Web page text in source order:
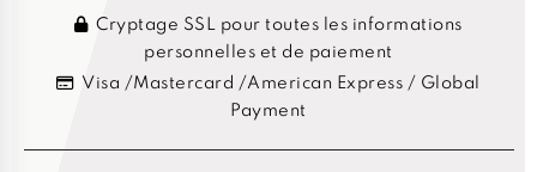
Cryptage SSL pour toutes les informations
personnelles et de paiement
Visa /Mastercard /American Express / Global
Payment